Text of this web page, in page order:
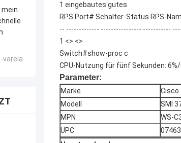
varela
1 eingebautes gutes
RPS Port# Schalter-Status RPS-
-- ------------- ---------------- -----------
1 <> <>
Switch#show-proc c
CPU-Nutzung für fünf Sekunden:
Parameter:
Marke
Cisco
Modell
SMI
MPN
WS-
UPC